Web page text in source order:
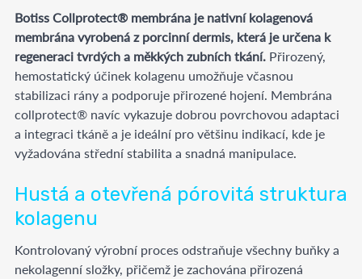
Botiss Collprotect® membrána je nativní kolagenová
membrána vyrobená z porcinní dermis, která je určena k
regeneraci tvrdých a měkkých zubních tkání. Přirozený,
hemostatický účinek kolagenu umožňuje včasnou
stabilizaci rány a podporuje přirozené hojení. Membrána
collprotect® navíc vykazuje dobrou povrchovou adaptaci
a integraci tkáně a je ideální pro většinu indikací, kde je
vyžadována střední stabilita a snadná manipulace.
Hustá a otevřená pórovitá struktura
kolagenu
Kontrolovaný výrobní proces odstraňuje všechny buňky a
nekolagenní složky, přičemž je zachována přirozená